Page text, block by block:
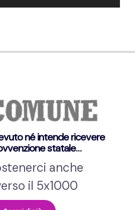
né intende ricevere
statale…
anche
il 5x1000